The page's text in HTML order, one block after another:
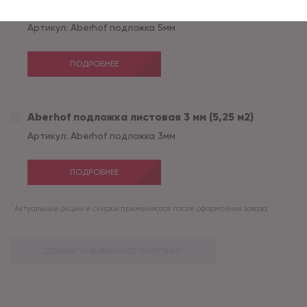
Артикул: Aberhof подложка 5мм
ПОДРОБНЕЕ
Aberhof подложка листовая 3 мм (5,25 м2)
Артикул: Aberhof подложка 3мм
ПОДРОБНЕЕ
* Актуальные акции и скидки применяются после оформления заказа.